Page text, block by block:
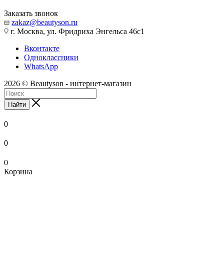
Заказать звонок
zakaz@beautyson.ru
г. Москва, ул. Фридриха Энгельса 46с1
Вконтакте
Одноклассники
WhatsApp
2026 © Beautyson - интернет-магазин
Найти
0
0
0
Корзина